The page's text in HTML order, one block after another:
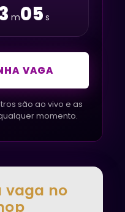
m04 s
VAGA
são ao vivo e as
momento.
vaga no